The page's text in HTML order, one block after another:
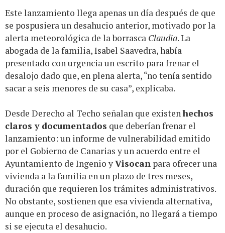
Este lanzamiento llega apenas un día después de que
se pospusiera un desahucio anterior, motivado por la
alerta meteorológica de la borrasca Claudia. La
abogada de la familia, Isabel Saavedra, había
presentado con urgencia un escrito para frenar el
desalojo dado que, en plena alerta, “no tenía sentido
sacar a seis menores de su casa”, explicaba.
Desde Derecho al Techo señalan que existenhechos
claros y documentados que deberían frenar el
lanzamiento: un informe de vulnerabilidad emitido
por el Gobierno de Canarias y un acuerdo entre el
Ayuntamiento de Ingenio yVisocan para ofrecer una
vivienda a la familia en un plazo de tres meses,
duración que requieren los trámites administrativos.
No obstante, sostienen que esa vivienda alternativa,
aunque en proceso de asignación, no llegará a tiempo
si se ejecuta el desahucio.